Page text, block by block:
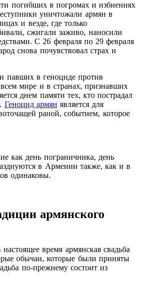
погибших в погромах и избиениях
уничтожали армян в
и везде, где только
сжигали заживо, наносили
С 26 февраля по 29 февраля
снова почувствовал страх и
павших в геноциде против
мире и в странах, признавших
днем памяти тех, кто пострадал
Геноцид армян является для
раной, событием, которое
как день пограничника, день
в Армении также, как и в
одинаковы.
армянского
настоящее время армянская свадьба
обычаи, которые были приняты
по-прежнему состоит из